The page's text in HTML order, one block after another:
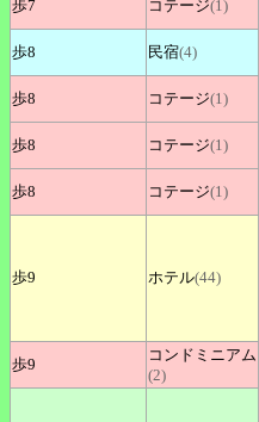
歩7 コテージ(1)
歩8 民宿(4)
歩8 コテージ(1)
歩8 コテージ(1)
歩8 コテージ(1)
歩9 ホテル(44)
歩9
コンドミニアム
(2)